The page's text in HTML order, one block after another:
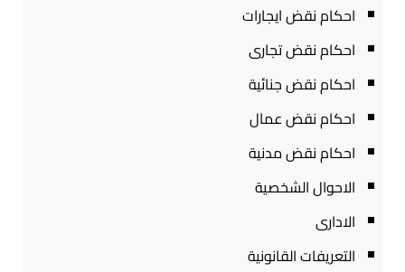
احكام نقض ايجارات
احكام نقض تجارى
احكام نقض جنائية
احكام نقض عمال
احكام نقض مدنية
الاحوال الشخصية
الادارى
التعريفات القانونية